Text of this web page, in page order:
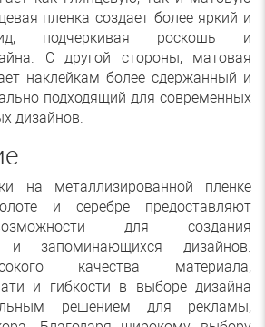
пленка создает более яркий и
подчеркивая роскошь и
С другой стороны, матовая
наклейкам более сдержанный и
подходящий для современных
дизайнов.
на металлизированной пленке
и серебре предоставляют
для создания
и запоминающихся дизайнов.
качества материала,
и гибкости в выборе дизайна
решением для рекламы,